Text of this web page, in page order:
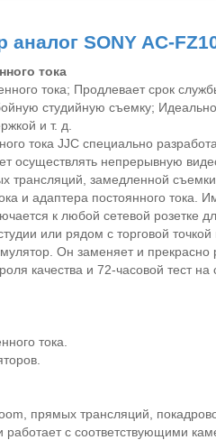
аналог SONY AC-
тока
тока; Продлевает срок
студийную съемку;
и т. д.
тока JJC специально
осуществлять непрерывную
трансляций, замедленной
и адаптера постоянного тока.
к любой сетевой розетке
или рядом с торговой
Он заменяет и
качества и 72-часовой тест
тока.
, прямых трансляций,
с соответствующими